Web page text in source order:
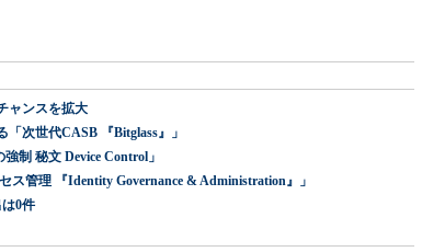
ャンスを拡大
次世代CASB 『Bitglass』」
制 秘文 Device Control」
管理 『Identity Governance & Administration』」
0件